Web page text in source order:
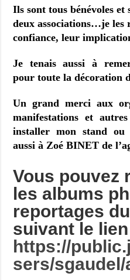
Ils sont tous bénévoles et
deux associations…je les
confiance, leur
Je tenais aussi à
pour toute la décoration
Un grand merci aux
manifestations et
installer mon stand
aussi à Zoé BINET de
Vous pouvez
les albums
reportages
suivant le
https://
sers/